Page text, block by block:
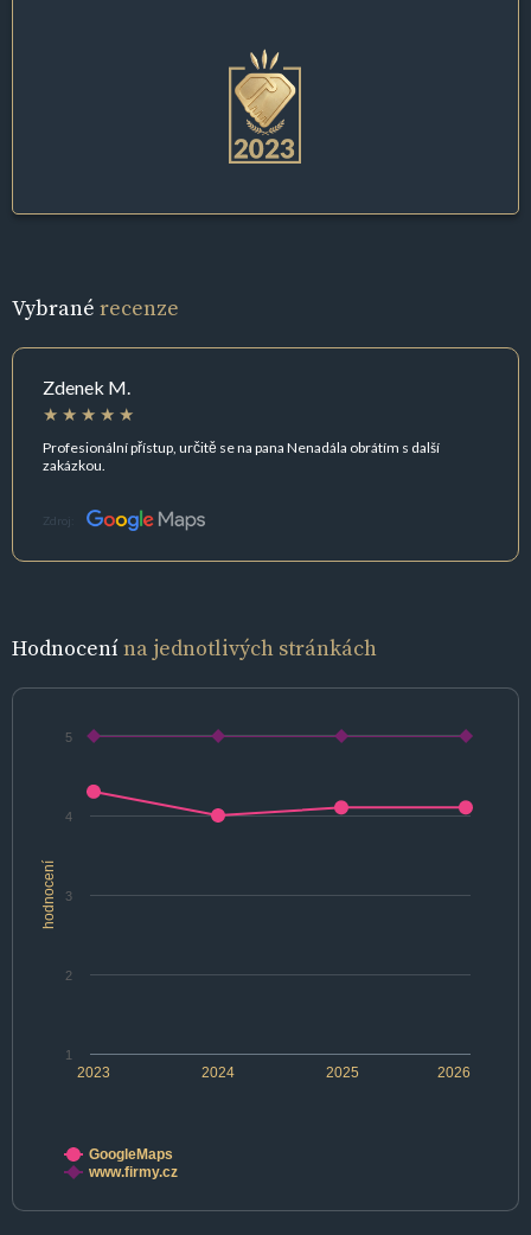
Vybrané recenze
Zdenek M.
Profesionální přístup, určitě se na pana Nenadála obrátím s další
zakázkou.
Zdroj:
Hodnocenína jednotlivých stránkách
hodnocení
2024 2026
2023 2025
1
2
3
4
5
GoogleMaps
www.firmy.cz